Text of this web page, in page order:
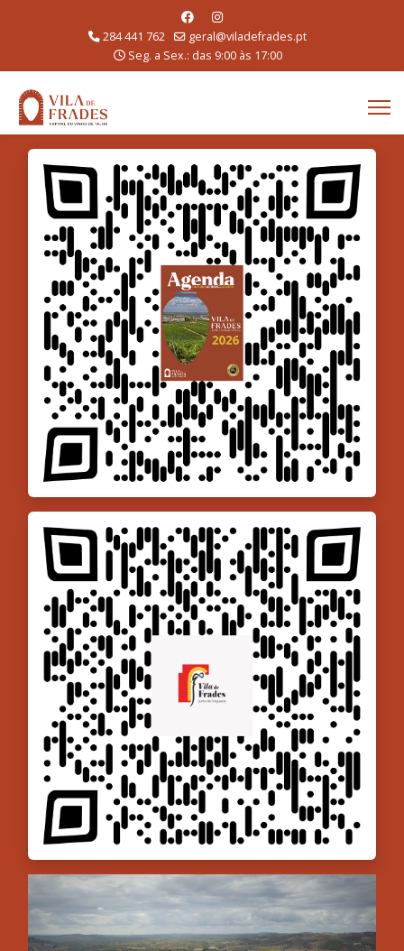
284 441 762
geral@viladefrades.pt
Seg. a Sex.: das 9:00 às 17:00